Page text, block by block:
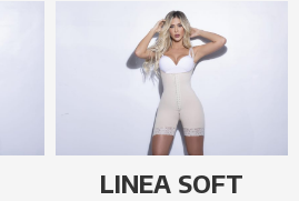
LINEA SOFT